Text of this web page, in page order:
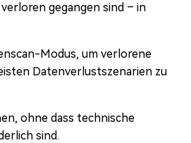
gegangen sind – in
Modus, um verlorene
Datenverlustszenarien zu
ohne dass technische
sind.